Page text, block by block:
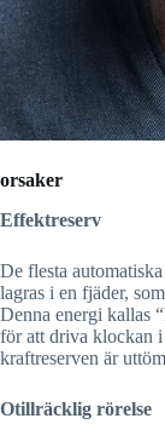
orsaker
Effektreserv
De flesta
lagras i en fjäder,
Denna energi kallas
för att driva klockan
kraftreserven är
Otillräcklig rörelse